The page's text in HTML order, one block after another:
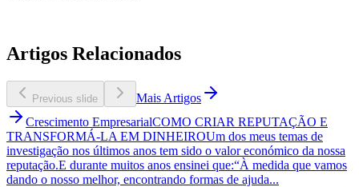
Artigos Relacionados
Previous slide
Mais Artigos
Crescimento EmpresarialCOMO CRIAR REPUTAÇÃO E
TRANSFORMÁ-LA EM DINHEIROUm dos meus temas de
investigação nos últimos anos tem sido o valor económico da nossa
reputação.E durante muitos anos ensinei que:“À medida que vamos
dando o nosso melhor, encontrando formas de ajuda...